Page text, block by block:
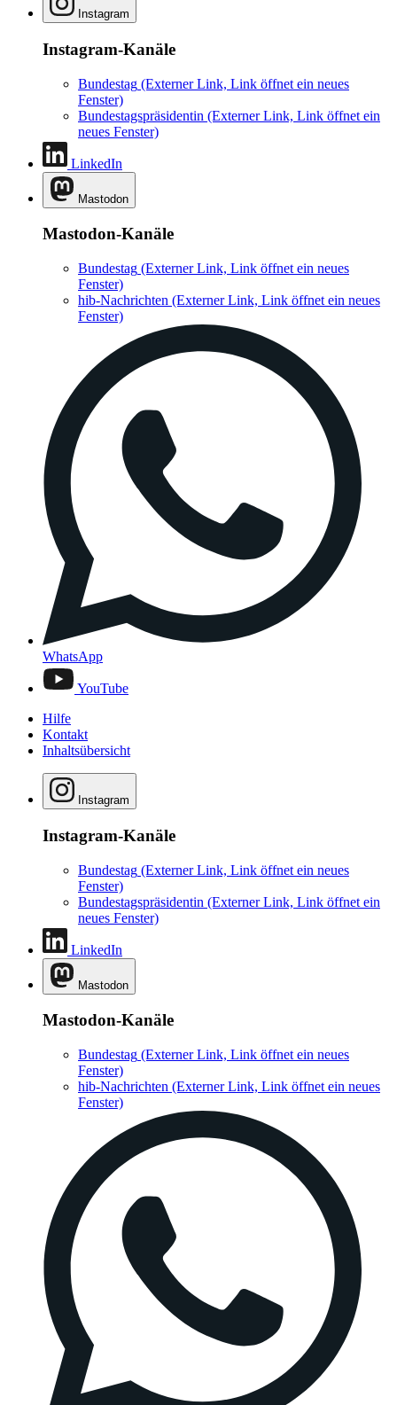
Instagram
Instagram-Kanäle
Bundestag (Externer Link, Link öffnet ein neues
Fenster)
Bundestagspräsidentin (Externer Link, Link öffnet ein
neues Fenster)
LinkedIn
Mastodon
Mastodon-Kanäle
Bundestag (Externer Link, Link öffnet ein neues
Fenster)
hib-Nachrichten (Externer Link, Link öffnet ein neues
Fenster)
WhatsApp
YouTube
Hilfe
Kontakt
Inhaltsübersicht
Instagram
Instagram-Kanäle
Bundestag (Externer Link, Link öffnet ein neues
Fenster)
Bundestagspräsidentin (Externer Link, Link öffnet ein
neues Fenster)
LinkedIn
Mastodon
Mastodon-Kanäle
Bundestag (Externer Link, Link öffnet ein neues
Fenster)
hib-Nachrichten (Externer Link, Link öffnet ein neues
Fenster)